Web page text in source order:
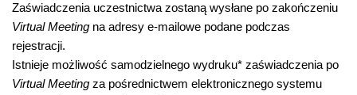
Zaświadczenia uczestnictwa zostaną wysłane po zakończeniu
Virtual Meeting na adresy e-mailowe podane podczas
rejestracji.
Istnieje możliwość samodzielnego wydruku* zaświadczenia po
Virtual Meeting za pośrednictwem elektronicznego systemu